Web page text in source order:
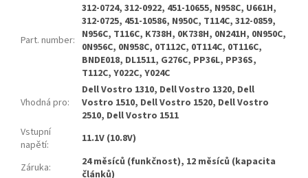
Part. number:
312-0724, 312-0922, 451-10655, N958C, U661H,
312-0725, 451-10586, N950C, T114C, 312-0859,
N956C, T116C, K738H, 0K738H, 0N241H, 0N950C,
0N956C, 0N958C, 0T112C, 0T114C, 0T116C,
BNDE018, DL1511, G276C, PP36L, PP36S,
T112C, Y022C, Y024C
Vhodná pro:
Dell Vostro 1310, Dell Vostro 1320, Dell
Vostro 1510, Dell Vostro 1520, Dell Vostro
2510, Dell Vostro 1511
Vstupní
napětí: 11.1V (10.8V)
Záruka:
24 měsíců (funkčnost), 12 měsíců (kapacita
článků)